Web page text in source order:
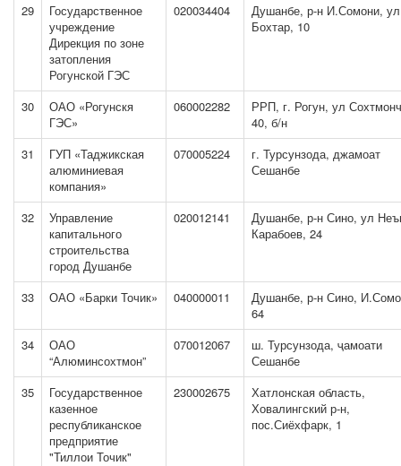
29
Государственное
учреждение
Дирекция по зоне
затопления
Рогунской ГЭС
020034404
Душанбе, р-н И.Сомони, ул
Бохтар, 10
30
ОАО «Рогунскя
ГЭС»
060002282
РРП, г. Рогун, ул
40, б/н
31
ГУП «Таджикская
алюминиевая
компания»
070005224
г. Турсунзода, джамоат
Сешанбе
32
Управление
капитального
строительства
город Душанбе
020012141
Душанбе, р-н Сино, ул
Карабоев, 24
33 ОАО «Барки Точик» 040000011
Душанбе, р-н Сино,
64
34
ОАО
“Алюминсохтмон”
070012067
ш. Турсунзода, ҷамоати
Сешанбе
35
Государственное
казенное
республиканское
предприятие
"Тиллои Точик"
230002675
Хатлонская область,
Ховалингский р-н,
пос.Сиёхфарк, 1